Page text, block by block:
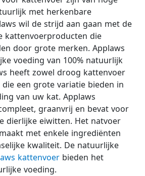
met herkenbare
wil de strijd aan gaan met de
kattenvoerproducten die
door grote merken. Applaws
voeding van 100% natuurlijk
heeft zowel droog kattenvoer
een grote variatie bieden in
van uw kat. Applaws
graanvrij en bevat voor
dierlijke eiwitten. Het natvoer
met enkele ingrediënten
kwaliteit. De natuurlijke
kattenvoer bieden het
voeding.